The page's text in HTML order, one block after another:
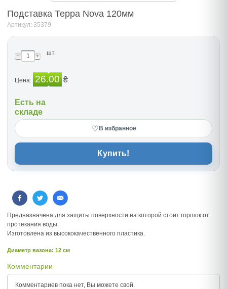
Подставка Терра Nova 120мм
Артикул: 35379
шт.
Цена: 26.00 ₴
Есть на
складе
♡ В избранное
Купить!
Предназначена для защиты поверхности на которой стоит горшок от
протекания воды.
Изготовлена из высококачественного пластика.
Диаметр вазона: 12 см
Комментарии
Комментариев пока нет, Вы можете свой.